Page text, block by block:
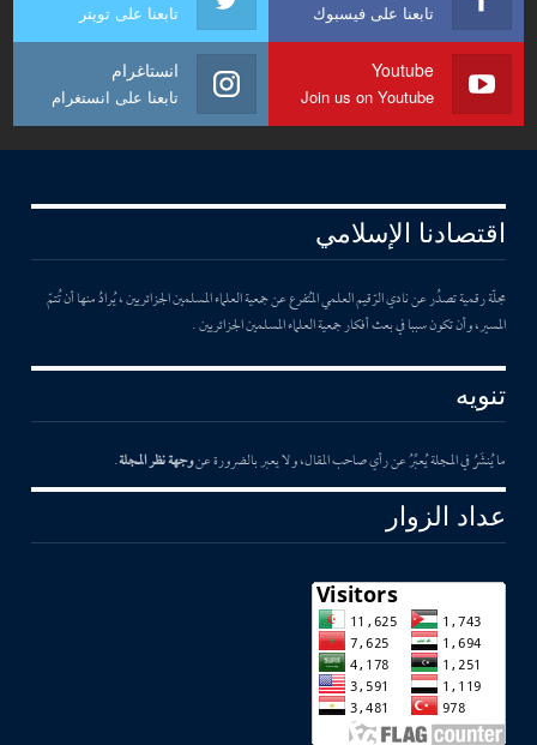
تابعنا على فيسبوك تابعنا على تويتر
Youtube
Join us on Youtube
انستاغرام
تابعنا على انستغرام
اقتصادنا الإسلامي
مجلّة رقمية تصدُر عن نادي الرّقيم العلمي المُتفرع عن جمعية العلماء المسلمين الجزائريين ، يُرادُ منها أن تُتمّ
المسير، وأن تكون سببا في بعث أفكار جمعية العلماء المسلمين الجزائريين .
تنويه
ما يُنشَرُ في المجلة يُعبِّرُ عن رأي صاحب المقال، ولا يعبر بالضرورة عنوجهة نظر المجلة.
عداد الزوار